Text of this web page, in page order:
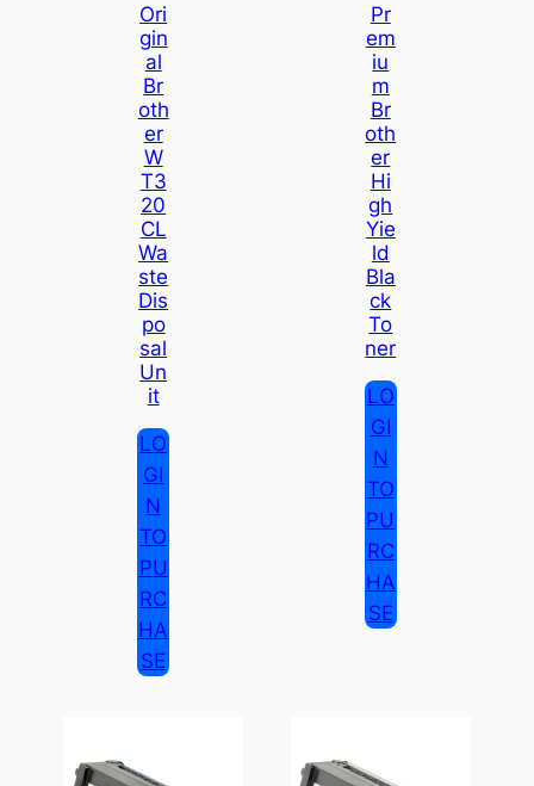
Ori
Gin
Al
Br
Oth
Er
W
T3
20
CL
Wa
Ste
Dis
Po
Sal
Un
It
LO
GI
N
TO
PU
RC
HA
SE
Pr
Em
Iu
M
Br
Oth
Er
Hi
Gh
Yie
Ld
Bla
Ck
To
Ner
LO
GI
N
TO
PU
RC
HA
SE